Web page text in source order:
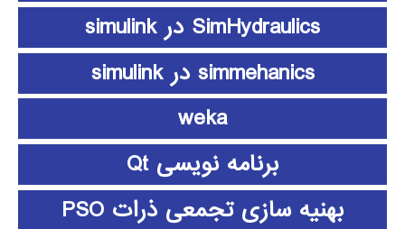
SimHydraulics در simulink
simmehanics در simulink
weka
برنامه نویسی Qt
بهنیه سازی تجمعی ذرات PSO